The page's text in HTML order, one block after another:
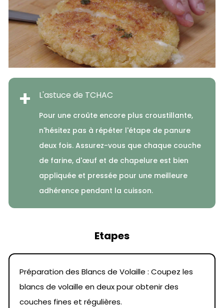
+ L'astuce de TCHAC
Pour une croûte encore plus croustillante,
n'hésitez pas à répéter l'étape de panure
deux fois. Assurez-vous que chaque couche
de farine, d'œuf et de chapelure est bien
appliquée et pressée pour une meilleure
adhérence pendant la cuisson.
Etapes
Préparation des Blancs de Volaille : Coupez les
blancs de volaille en deux pour obtenir des
couches fines et régulières.